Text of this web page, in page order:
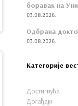
боравак на
03.08.2026.
Одбрана
03.08.2026.
Категорије
Достигнућа
Догађаји